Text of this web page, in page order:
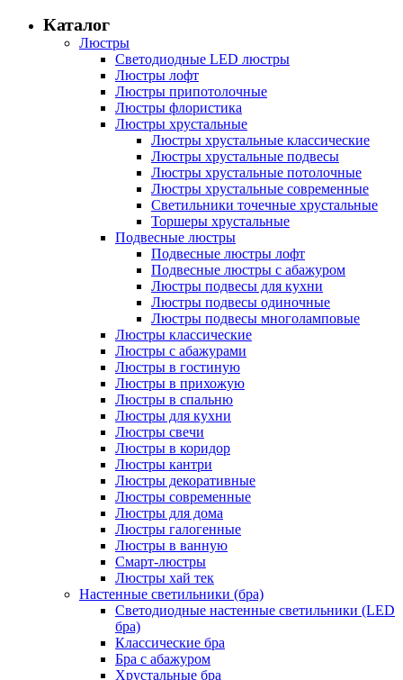
Каталог
Люстры
Светодиодные LED люстры
Люстры лофт
Люстры припотолочные
Люстры флористика
Люстры хрустальные
Люстры хрустальные классические
Люстры хрустальные подвесы
Люстры хрустальные потолочные
Люстры хрустальные современные
Светильники точечные хрустальные
Торшеры хрустальные
Подвесные люстры
Подвесные люстры лофт
Подвесные люстры с абажуром
Люстры подвесы для кухни
Люстры подвесы одиночные
Люстры подвесы многоламповые
Люстры классические
Люстры с абажурами
Люстры в гостиную
Люстры в прихожую
Люстры в спальню
Люстры для кухни
Люстры свечи
Люстры в коридор
Люстры кантри
Люстры декоративные
Люстры современные
Люстры для дома
Люстры галогенные
Люстры в ванную
Смарт-люстры
Люстры хай тек
Настенные светильники (бра)
Светодиодные настенные светильники (LED
бра)
Классические бра
Бра с абажуром
Хрустальные бра